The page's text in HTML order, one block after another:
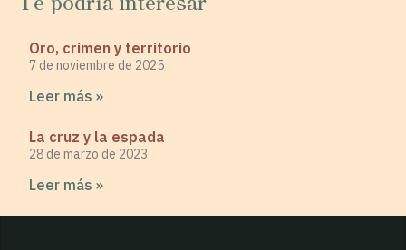
Oro, crimen y territorio
7 de noviembre de 2025
Leer más »
La cruz y la espada
28 de marzo de 2023
Leer más »